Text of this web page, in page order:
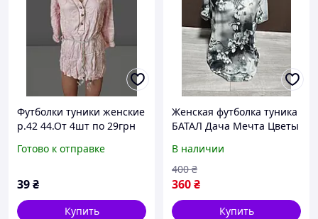
Футболки туники женские
р.42 44.От 4шт по 29грн
Готово к отправке
39₴
Купить
Женская футболка туника
БАТАЛ Дача Мечта Цветы
В наличии
360₴
400 ₴
Купить